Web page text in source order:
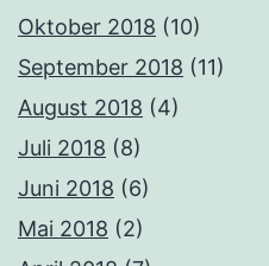
Oktober 2018 (10)
September 2018 (11)
August 2018 (4)
Juli 2018 (8)
Juni 2018 (6)
Mai 2018 (2)